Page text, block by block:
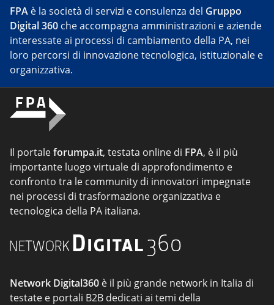
FPA è la società di servizi e consulenza del Gruppo
Digital 360 che accompagna amministrazioni e aziende
interessate ai processi di cambiamento della PA, nei
loro percorsi di innovazione tecnologica, istituzionale e
organizzativa.
Il portaleforumpa.it, testata online di FPA, è il più
importante luogo virtuale di approfondimento e
confronto tra le community di innovatori impegnate
nei processi di trasformazione organizzativa e
tecnologica della PA italiana.
Network Digital360 è il più grande network in Italia di
testate e portali B2B dedicati ai temi della